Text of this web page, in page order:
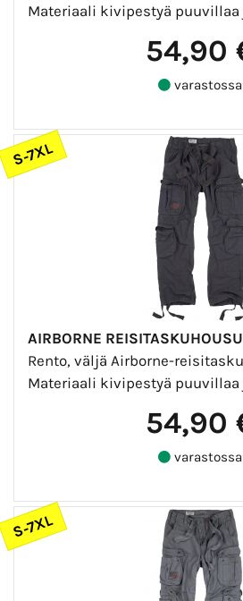
Materiaali kivipestyä puuvillaa
54,90
varastossa
S-7XL
AIRBORNE
Rento, väljä Airborne-
Materiaali kivipestyä puuvillaa
54,90
varastossa
S-7XL